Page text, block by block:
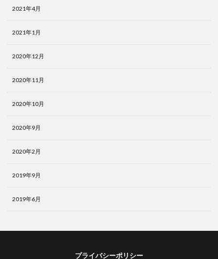
2021年4月
2021年1月
2020年12月
2020年11月
2020年10月
2020年9月
2020年2月
2019年9月
2019年6月
プライバシーポリシー